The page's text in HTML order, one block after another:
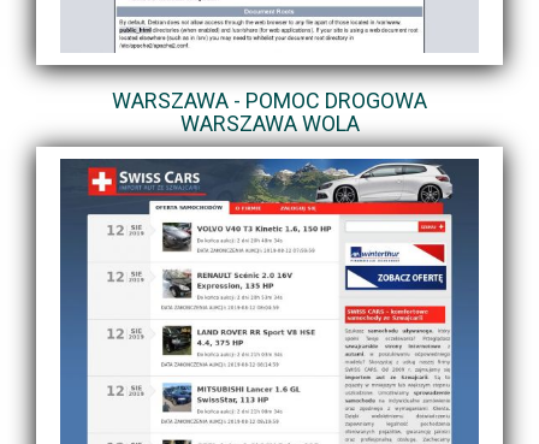
WARSZAWA - POMOC DROGOWA
WARSZAWA WOLA